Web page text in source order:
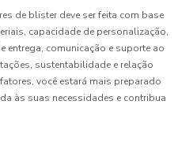
de blister deve ser feita com base
capacidade de personalização,
entrega, comunicação e suporte ao
sustentabilidade e relação
você estará mais preparado
às suas necessidades e contribua